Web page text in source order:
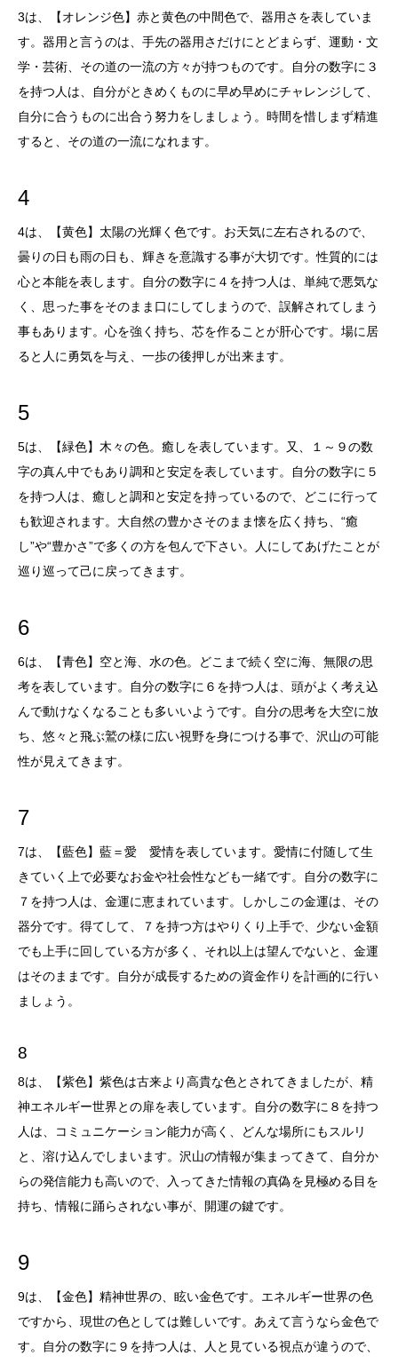
3は、【オレンジ色】赤と黄色の中間色で、器用さを表していま
す。器用と言うのは、手先の器用さだけにとどまらず、運動・文
学・芸術、その道の一流の方々が持つものです。自分の数字に３
を持つ人は、自分がときめくものに早め早めにチャレンジして、
自分に合うものに出合う努力をしましょう。時間を惜しまず精進
すると、その道の一流になれます。
4
4は、【黄色】太陽の光輝く色です。お天気に左右されるので、
曇りの日も雨の日も、輝きを意識する事が大切です。性質的には
心と本能を表します。自分の数字に４を持つ人は、単純で悪気な
く、思った事をそのまま口にしてしまうので、誤解されてしまう
事もあります。心を強く持ち、芯を作ることが肝心です。場に居
ると人に勇気を与え、一歩の後押しが出来ます。
5
5は、【緑色】木々の色。癒しを表しています。又、１～９の数
字の真ん中でもあり調和と安定を表しています。自分の数字に５
を持つ人は、癒しと調和と安定を持っているので、どこに行って
も歓迎されます。大自然の豊かさそのまま懐を広く持ち、“癒
し”や“豊かさ”で多くの方を包んで下さい。人にしてあげたことが
巡り巡って己に戻ってきます。
6
6は、【青色】空と海、水の色。どこまで続く空に海、無限の思
考を表しています。自分の数字に６を持つ人は、頭がよく考え込
んで動けなくなることも多いいようです。自分の思考を大空に放
ち、悠々と飛ぶ鷲の様に広い視野を身につける事で、沢山の可能
性が見えてきます。
7
7は、【藍色】藍＝愛 愛情を表しています。愛情に付随して生
きていく上で必要なお金や社会性なども一緒です。自分の数字に
７を持つ人は、金運に恵まれています。しかしこの金運は、その
器分です。得てして、７を持つ方はやりくり上手で、少ない金額
でも上手に回している方が多く、それ以上は望んでないと、金運
はそのままです。自分が成長するための資金作りを計画的に行い
ましょう。
8
8は、【紫色】紫色は古来より高貴な色とされてきましたが、精
神エネルギー世界との扉を表しています。自分の数字に８を持つ
人は、コミュニケーション能力が高く、どんな場所にもスルリ
と、溶け込んでしまいます。沢山の情報が集まってきて、自分か
らの発信能力も高いので、入ってきた情報の真偽を見極める目を
持ち、情報に踊らされない事が、開運の鍵です。
9
9は、【金色】精神世界の、眩い金色です。エネルギー世界の色
ですから、現世の色としては難しいです。あえて言うなら金色で
す。自分の数字に９を持つ人は、人と見ている視点が違うので、